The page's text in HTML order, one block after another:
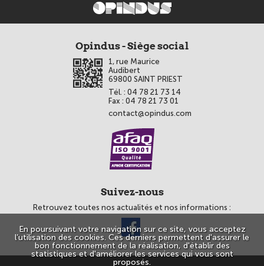
Opindus - Siège social
1, rue Maurice
Audibert
69800 SAINT PRIEST
Tél. : 04 78 21 73 14
Fax : 04 78 21 73 01
contact@opindus.com
Suivez-nous
Retrouvez toutes nos actualités et nos informations :
En poursuivant votre navigation sur ce site, vous acceptez
l’utilisation des cookies. Ces derniers permettent d'assurer le
bon fonctionnement de la réalisation, d'établir des
statistiques et d'améliorer les services qui vous sont
proposés.